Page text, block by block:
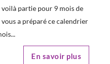
partie pour 9 mois de
a préparé ce calendrier
En savoir plus